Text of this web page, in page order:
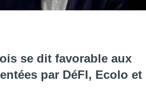
se dit favorable aux
par DéFI, Ecolo et